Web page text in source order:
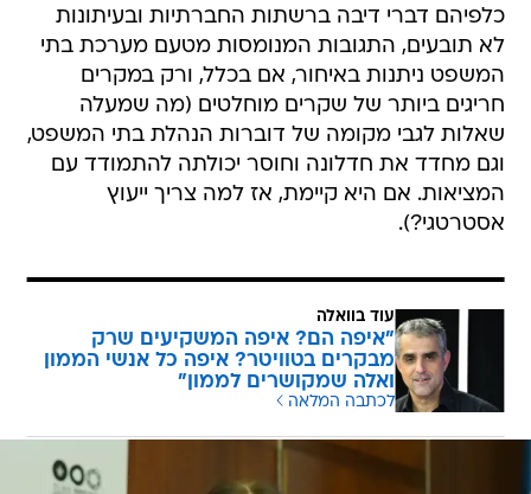
כלפיהם דברי דיבה ברשתות החברתיות ובעיתונות
לא תובעים, התגובות המנומסות מטעם מערכת בתי
המשפט ניתנות באיחור, אם בכלל, ורק במקרים
חריגים ביותר של שקרים מוחלטים (מה שמעלה
שאלות לגבי מקומה של דוברות הנהלת בתי המשפט,
וגם מחדד את חדלונה וחוסר יכולתה להתמודד עם
המציאות. אם היא קיימת, אז למה צריך ייעוץ
אסטרטגי?).
עוד בוואלה
"איפה הם? איפה המשקיעים שרק
מבקרים בטוויטר? איפה כל אנשי הממון
ואלה שמקושרים לממון"
לכתבה המלאה